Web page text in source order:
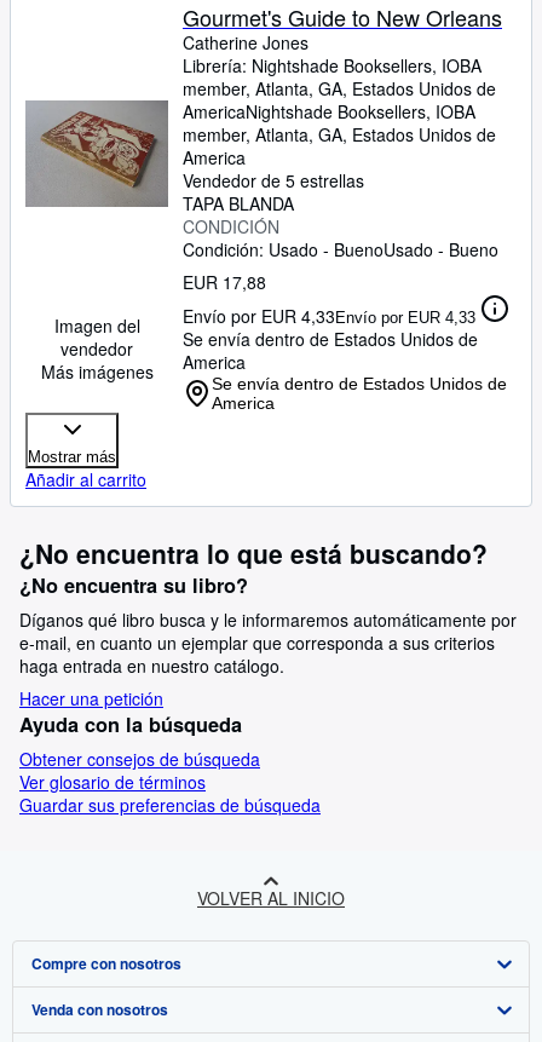
Comenzar a vender
CERRAR
Imagen del
vendedor
Más imágenes
Gourmet's Guide to New Orleans
Catherine Jones
Librería: Nightshade Booksellers, IOBA
member, Atlanta, GA, Estados Unidos de
AmericaNightshade Booksellers, IOBA
member, Atlanta, GA, Estados Unidos de
America
Vendedor de 5 estrellas
TAPA BLANDA
CONDICIÓN
Condición: Usado - BuenoUsado - Bueno
EUR 17,88
Envío por EUR 4,33Envío por EUR 4,33
Se envía dentro de Estados Unidos de
America
Se envía dentro de Estados Unidos de
America
Mostrar más
Añadir al carrito
¿No encuentra lo que está buscando?
¿No encuentra su libro?
Díganos qué libro busca y le informaremos automáticamente por
e-mail, en cuanto un ejemplar que corresponda a sus criterios
haga entrada en nuestro catálogo.
Hacer una petición
Ayuda con la búsqueda
Obtener consejos de búsqueda
Ver glosario de términos
Guardar sus preferencias de búsqueda
VOLVER AL INICIO
Compre con nosotros
Búsqueda avanzada
Venda con nosotros